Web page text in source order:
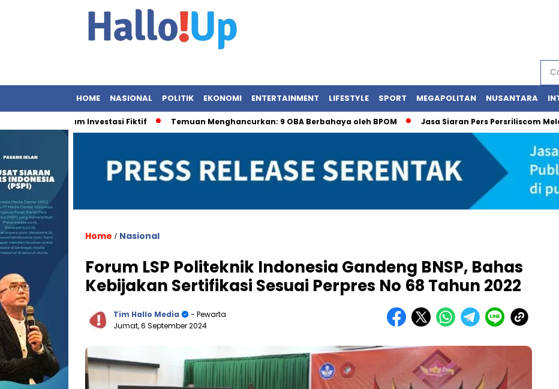
HOME NASIONAL POLITIK EKONOMI ENTERTAINMENT LIFESTYLE SPORT MEGAPOLITAN NUSANTARA
Hukum Investasi Fiktif Temuan Menghancurkan: 9 OBA Berbahaya oleh BPOM Jasa Siaran Pers Persriliscom Melayani
Home / Nasional
Forum LSP Politeknik Indonesia Gandeng BNSP, Bahas
Kebijakan Sertifikasi Sesuai Perpres No 68 Tahun 2022
Tim Hallo Media
- Pewarta
Jumat, 6 September 2024